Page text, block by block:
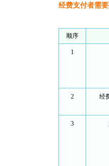
经费支付者需
顺序
1
2
经
3